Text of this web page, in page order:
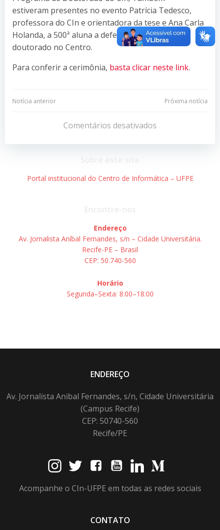
estiveram presentes no evento Patrícia Tedesco,
professora do CIn e orientadora da tese e Ana Carla
Holanda, a 500ª aluna a defender uma tese de
doutorado no Centro.
Para conferir a cerimônia, basta clicar neste link.
Navegação
Post
Notícia anterior
Navegação
de
Post
Próxima notícia
Comentários desativados
Portal institucional do Centro de Informática – UFPE
Endereço
Av. Jornalista Aníbal Fernandes, s/n – Cidade Universitária.
Recife-PE – Brasil
CEP: 50.740-560
Horário
Segunda–Sexta: 8:00–18:00
ENDEREÇO
Av. Jornalista Anibal Fernandes, s/n, Cidade Universitária
(Campus Recife)
CEP: 50740-560
Recife/PE
Acompanhe o CIn-UFPE em todas as redes sociais
CONTATO